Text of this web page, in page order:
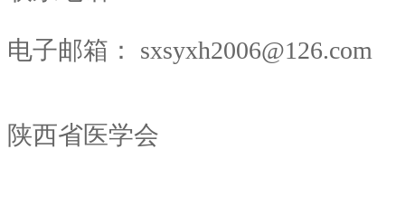
电子邮箱： sxsyxh2006@126.com
陕西省医学会